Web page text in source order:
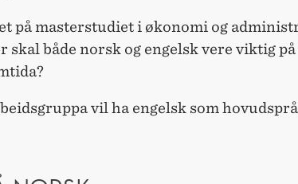
på masterstudiet i økonomi og
skal både norsk og engelsk vere viktig
vil ha engelsk som